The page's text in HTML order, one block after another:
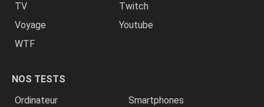
TV
Twitch
Voyage
Youtube
WTF
NOS TESTS
Ordinateur
Smartphones